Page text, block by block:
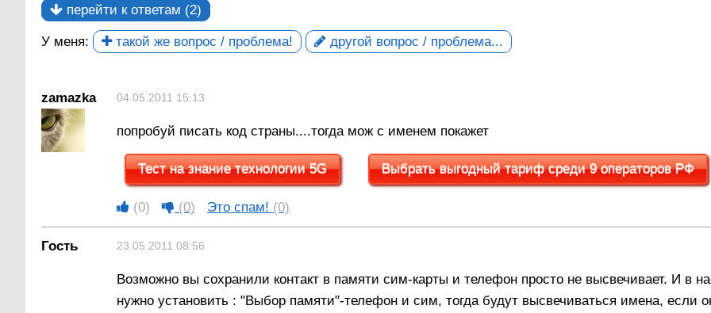
перейти к ответам (2)
У меня: такой же вопрос / проблема! другой вопрос / проблема...
zamazka 04.05.2011 15:13
попробуй писать код страны....тогда мож с именем покажет
Тест на знание технологии 5G Выбрать выгодный тариф среди 9 операторов РФ
(0) (0) Это спам! (0)
Гость 23.05.2011 08:56
Возможно вы сохранили контакт в памяти сим-карты и телефон просто не высвечивает. И в
нужно установить : "Выбор памяти"-телефон и сим, тогда будут высвечиваться имена, если